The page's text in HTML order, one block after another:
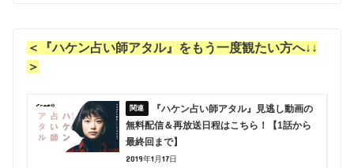
＜『ハケン占い師アタル』をもう一度観たい方へ↓↓
＞
『ハケン占い師アタル』見逃し動画の
無料配信＆再放送日程はこちら！【1話から
最終回まで】
2019年1月17日